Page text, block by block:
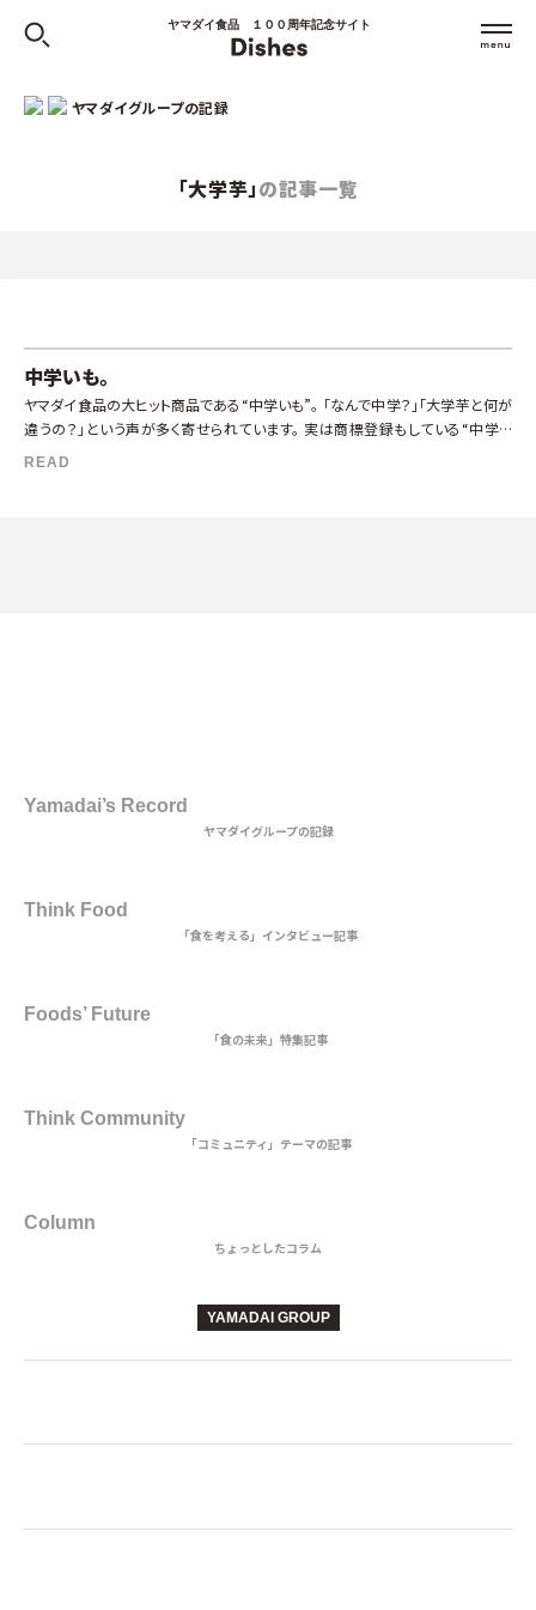
ヤマダイ食品 １００周年記念サイト
ヤマダイグループの記録
「大学芋」の記事一覧
中学いも。
ヤマダイ食品の大ヒット商品である“中学いも”。 「なんで中学？」「大学芋と何が
違うの？」という声が多く寄せられています。 実は商標登録もしている“中学い
も”。名前が特徴的で度々聞き返されたり、くすっと笑っていただけるこの […]
READ
Yamadai’s Record
ヤマダイグループの記録
Think Food
「食を考える」インタビュー記事
Foods’ Future
「食の未来」特集記事
Think Community
「コミュニティ」テーマの記事
Column
ちょっとしたコラム
YAMADAI GROUP